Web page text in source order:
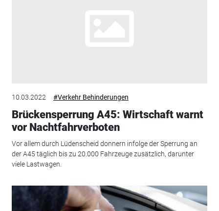
10.03.2022 #Verkehr Behinderungen
Brückensperrung A45: Wirtschaft warnt
vor Nachtfahrverboten
Vor allem durch Lüdenscheid donnern infolge der Sperrung an
der A45 täglich bis zu 20.000 Fahrzeuge zusätzlich, darunter
viele Lastwagen.